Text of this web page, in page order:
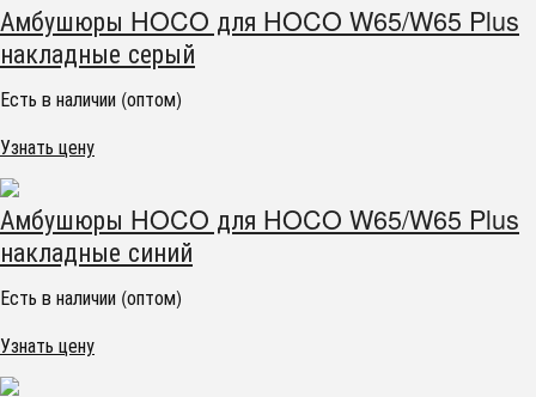
Амбушюры HOCO для HOCO W65/W65 Plus
накладные серый
Есть в наличии (оптом)
Узнать цену
Амбушюры HOCO для HOCO W65/W65 Plus
накладные синий
Есть в наличии (оптом)
Узнать цену